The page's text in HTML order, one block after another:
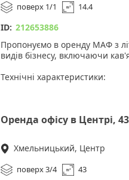
поверх 1/1 14.4
ID: 212653886
Пропонуємо в оренду МАФ з
видів бізнесу, включаючи
Технічні характеристики:
Переваги:
1. Висока прохідність
2. Повністю готове до роботи
3. Наявність літнього
Оренда офісу в Центрі,
Хмельницький, Центр
поверх 3/4 43